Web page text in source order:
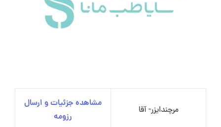
مرچندایزر- آقا
مشاهده جزئیات و ارسال
رزومه